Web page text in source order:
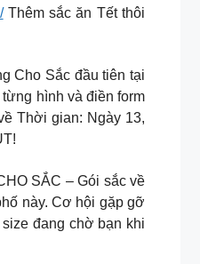
Thêm sắc ăn Tết thôi
Cho Sắc đầu tiên tại
hình và điền form
Thời gian: Ngày 13,
SẮC – Gói sắc về
này. Cơ hội gặp gỡ
đang chờ bạn khi